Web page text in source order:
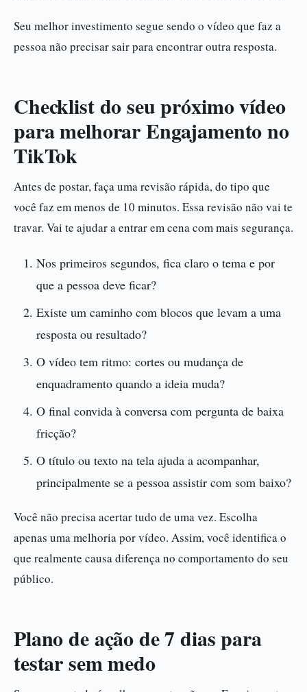
Seu melhor investimento segue sendo o vídeo que faz a
pessoa não precisar sair para encontrar outra resposta.
Checklist do seu próximo vídeo
para melhorar Engajamento no
TikTok
Antes de postar, faça uma revisão rápida, do tipo que
você faz em menos de 10 minutos. Essa revisão não vai te
travar. Vai te ajudar a entrar em cena com mais segurança.
Nos primeiros segundos, fica claro o tema e por
que a pessoa deve ficar?
Existe um caminho com blocos que levam a uma
resposta ou resultado?
O vídeo tem ritmo: cortes ou mudança de
enquadramento quando a ideia muda?
O final convida à conversa com pergunta de baixa
fricção?
O título ou texto na tela ajuda a acompanhar,
principalmente se a pessoa assistir com som baixo?
Você não precisa acertar tudo de uma vez. Escolha
apenas uma melhoria por vídeo. Assim, você identifica o
que realmente causa diferença no comportamento do seu
público.
Plano de ação de 7 dias para
testar sem medo